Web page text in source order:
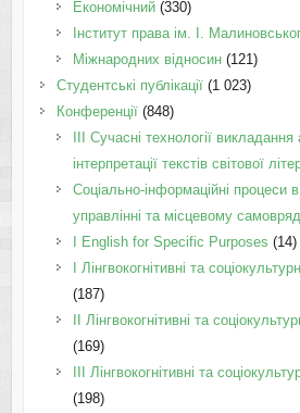
Економічний(330)
Інститут права ім. І.
Міжнародних відносин(121)
Студентські публікації(1 023)
Конференції(848)
III Сучасні технології викладання
інтерпретації текстів світової
Соціально-інформаційні процеси
управлінні та місцевому
І English for Specific Purposes (14)
I Лінгвокогнітивні та
(187)
IІ Лінгвокогнітивні та
(169)
IІI Лінгвокогнітивні та
(198)